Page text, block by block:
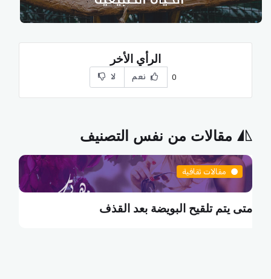
الرأي الأخر
0 نعم لا
مقالات من نفس التصنيف
مقالات ثقافية
ما هي البطالة التكنولوجية